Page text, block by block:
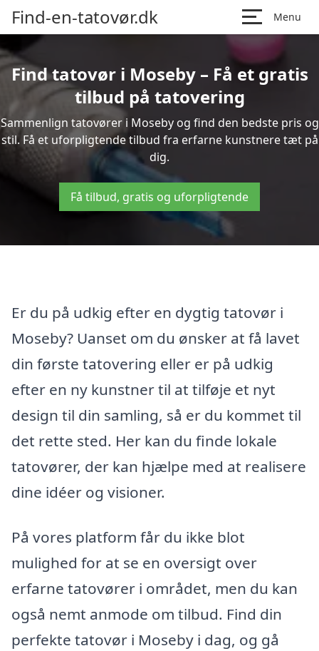
Find-en-tatovør.dk Menu
Find tatovør i Moseby – Få et gratis
tilbud på tatovering
Sammenlign tatovører i Moseby og find den bedste pris og
stil. Få et uforpligtende tilbud fra erfarne kunstnere tæt på
dig.
Få tilbud, gratis og uforpligtende
Er du på udkig efter en dygtig tatovør i
Moseby? Uanset om du ønsker at få lavet
din første tatovering eller er på udkig
efter en ny kunstner til at tilføje et nyt
design til din samling, så er du kommet til
det rette sted. Her kan du finde lokale
tatovører, der kan hjælpe med at realisere
dine idéer og visioner.
På vores platform får du ikke blot
mulighed for at se en oversigt over
erfarne tatovører i området, men du kan
også nemt anmode om tilbud. Find din
perfekte tatovør i Moseby i dag, og gå